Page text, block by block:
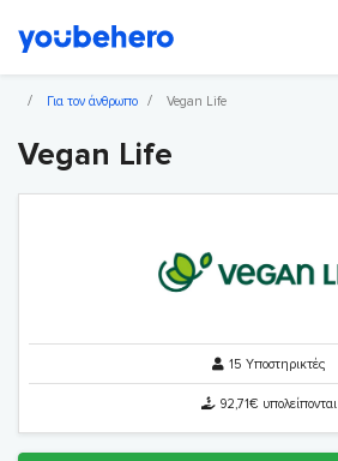
Για τον άνθρωπο Vegan Life
Vegan Life
15 Υποστηρικτές
92,71€ υπολείπονται